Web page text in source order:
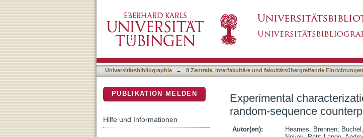
counterparts
Universitätsbibliographie → 8 Zentrale, interfakultäre und fakultätsübergreifende Einrichtungen
Experimental
random-sequence
Autor(en): Heames, Brennen;
PUBLIKATION MELDEN
Hilfe und Informationen